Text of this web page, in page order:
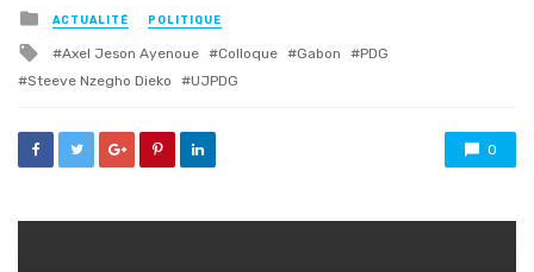
Posted
in
ACTUALITÉ POLITIQUE
Tagged
with
Axel Jeson Ayenoue Colloque Gabon
PDG
Steeve Nzegho Dieko
UJPDG
0